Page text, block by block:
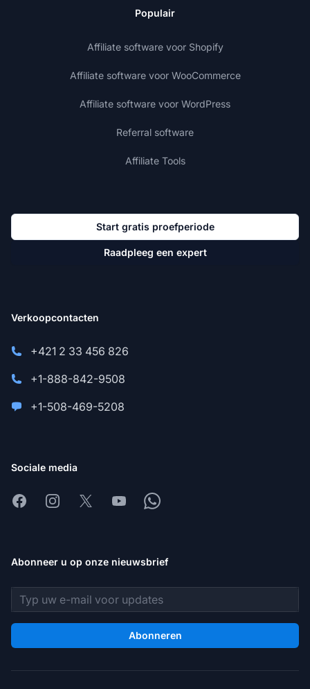
Populair
Affiliate software voor Shopify
Affiliate software voor WooCommerce
Affiliate software voor WordPress
Referral software
Affiliate Tools
Start gratis proefperiode
Raadpleeg een expert
Verkoopcontacten
+421 2 33 456 826
+1-888-842-9508
+1-508-469-5208
Sociale media
FacebookInstagram
X YoutubeWhatsapp
Abonneer u op onze nieuwsbrief
E-mailadres
Abonneren